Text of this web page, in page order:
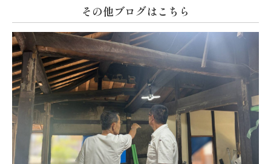
その他ブログはこちら